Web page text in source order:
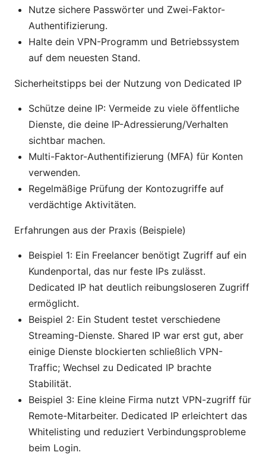
Nutze sichere Passwörter und Zwei-Faktor-
Authentifizierung.
Halte dein VPN-Programm und Betriebssystem
auf dem neuesten Stand.
Sicherheitstipps bei der Nutzung von Dedicated IP
Schütze deine IP: Vermeide zu viele öffentliche
Dienste, die deine IP-Adressierung/Verhalten
sichtbar machen.
Multi-Faktor-Authentifizierung (MFA) für Konten
verwenden.
Regelmäßige Prüfung der Kontozugriffe auf
verdächtige Aktivitäten.
Erfahrungen aus der Praxis (Beispiele)
Beispiel 1: Ein Freelancer benötigt Zugriff auf ein
Kundenportal, das nur feste IPs zulässt.
Dedicated IP hat deutlich reibungsloseren Zugriff
ermöglicht.
Beispiel 2: Ein Student testet verschiedene
Streaming-Dienste. Shared IP war erst gut, aber
einige Dienste blockierten schließlich VPN-
Traffic; Wechsel zu Dedicated IP brachte
Stabilität.
Beispiel 3: Eine kleine Firma nutzt VPN-zugriff für
Remote-Mitarbeiter. Dedicated IP erleichtert das
Whitelisting und reduziert Verbindungsprobleme
beim Login.